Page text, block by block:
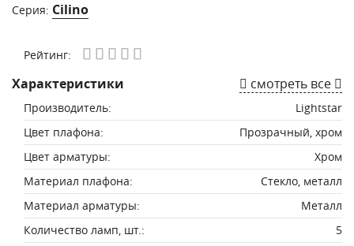
Серия: Cilino
Рейтинг:
Характеристики смотреть все
Производитель:
Lightstar
Цвет плафона:
Прозрачный, хром
Цвет арматуры:
Хром
Материал плафона:
Стекло, металл
Материал арматуры:
Металл
Количество ламп, шт.:
5